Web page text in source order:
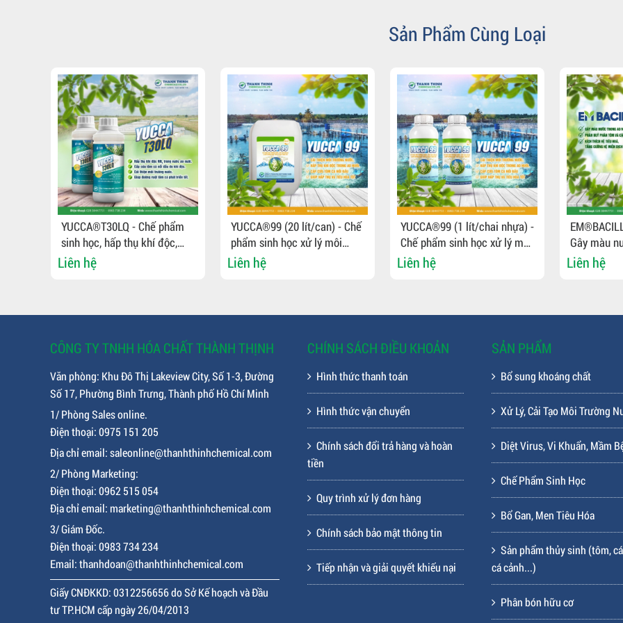
Sản Phẩm Cùng Loại
YUCCA®99 (20 lít/can) - Chế
phẩm sinh học xử lý môi
trường nước, bổ sung vào
thức ăn cho tôm cá
Liên hệ
YUCCA®99 (1 lít/chai nhựa) -
Chế phẩm sinh học xử lý môi
trường nước, bổ sung vào
thức ăn cho tôm cá
Liên hệ
EM®BACILLUS (EM GỐC) -
Gây màu nước trong ao nuôi,
phân hủy phân tôm, kích
thích hệ tiêu hóa
Liên hệ
ĐẬM ĐẶC)
trong ao
tôm cá,
Liên hệ
CÔNG TY TNHH HÓA CHẤT THÀNH THỊNH
Văn phòng: Khu Đô Thị Lakeview City, Số 1-3, Đường
Số 17, Phường Bình Trưng, Thành phố Hồ Chí Minh
1/ Phòng Sales online.
Điện thoại: 0975 151 205
Địa chỉ email: saleonline@thanhthinhchemical.com
2/ Phòng Marketing:
Điện thoại: 0962 515 054
Địa chỉ email: marketing@thanhthinhchemical.com
3/ Giám Đốc.
Điện thoại: 0983 734 234
Email: thanhdoan@thanhthinhchemical.com
Giấy CNĐKKD: 0312256656 do Sở Kế hoạch và Đầu
tư TP.HCM cấp ngày 26/04/2013
CHÍNH SÁCH ĐIỀU KHOẢN
Hình thức thanh toán
Hình thức vận chuyển
Chính sách đổi trả hàng và hoàn
tiền
Quy trình xử lý đơn hàng
Chính sách bảo mật thông tin
Tiếp nhận và giải quyết khiếu nại
SẢN PHẨM
Bổ sung khoáng chất
Xử Lý, Cải Tạo Môi Trường
Diệt Virus, Vi Khuẩn, Mầm
Chế Phẩm Sinh Học
Bổ Gan, Men Tiêu Hóa
Sản phẩm thủy sinh (tôm,
cá cảnh...)
Phân bón hữu cơ